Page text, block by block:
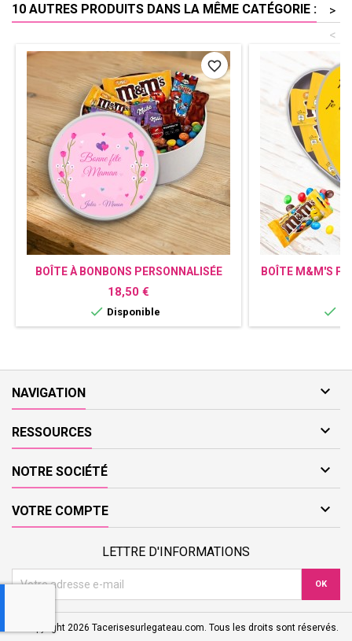
10 AUTRES PRODUITS DANS LA MÊME CATÉGORIE :
>
<
BOÎTE À BONBONS PERSONNALISÉE
FLEURS - CADEAU FÊTE DES MÈRES
Prix
18,50 €
 Disponible
favorite_border
BOÎTE M&M'S

NAVIGATION 
RESSOURCES 
NOTRE SOCIÉTÉ 
VOTRE COMPTE 
LETTRE D'INFORMATIONS
© Copyright 2026 Tacerisesurlegateau.com. Tous les droits sont réservés.